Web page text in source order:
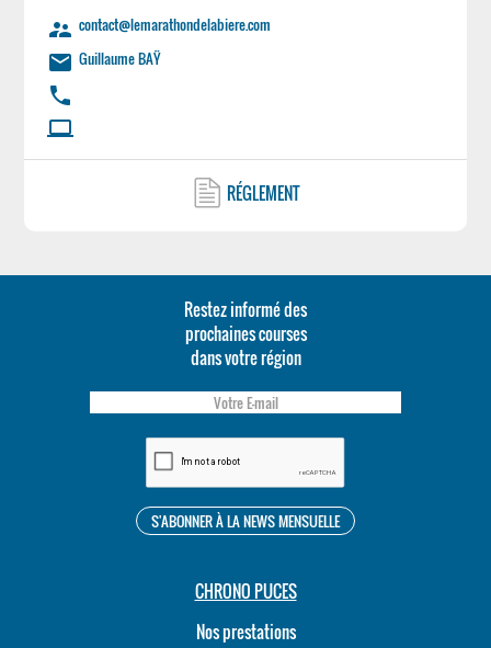
supervisor_account contact@lemarathondelabiere.com
email Guillaume BAŸ
phone
laptop
RÉGLEMENT
Restez informé des
prochaines courses
dans votre région
CHRONO PUCES
Nos prestations